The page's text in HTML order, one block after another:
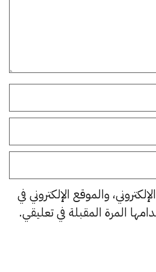
والموقع الإلكتروني في
المرة المقبلة في تعليقي.